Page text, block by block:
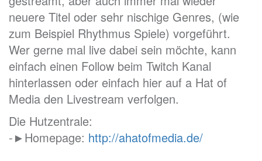
neuere Titel oder sehr nischige Genres, (wie
zum Beispiel Rhythmus Spiele) vorgeführt.
Wer gerne mal live dabei sein möchte, kann
einfach einen Follow beim Twitch Kanal
hinterlassen oder einfach hier auf a Hat of
Media den Livestream verfolgen.
Die Hutzentrale:
-►Homepage: http://ahatofmedia.de/